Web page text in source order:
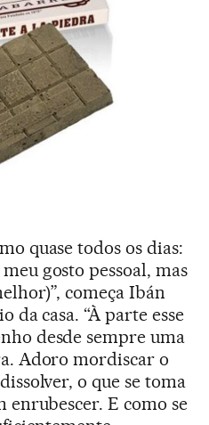
quase todos os dias:
gosto pessoal, mas
começa Ibán
da casa. “À parte esse
desde sempre uma
Adoro mordiscar o
o que se toma
enrubescer. E como se